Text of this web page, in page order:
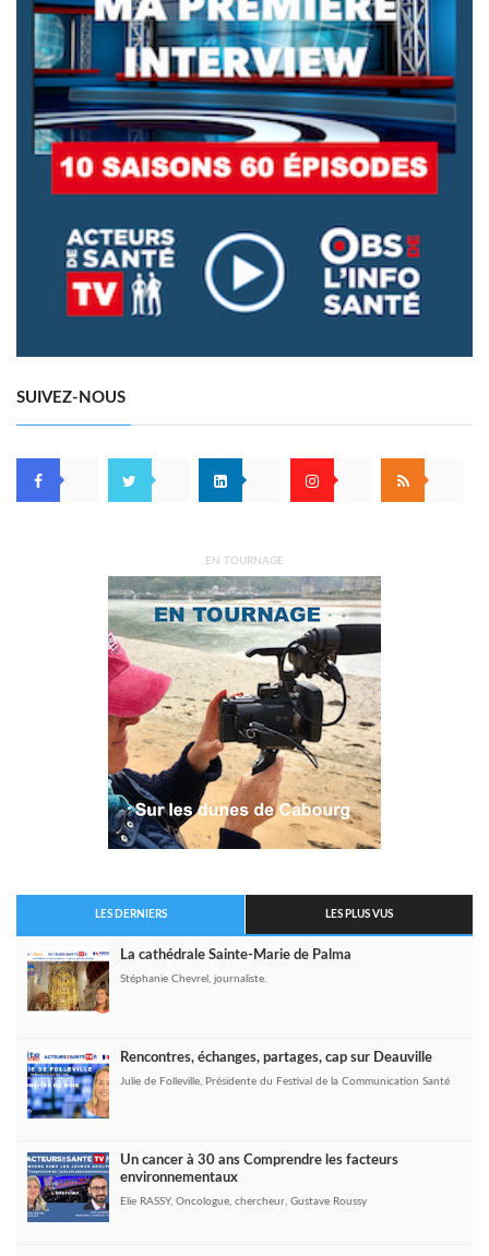
SUIVEZ-NOUS
EN TOURNAGE
LES DERNIERS LES PLUS VUS
La cathédrale Sainte-Marie de Palma
Stéphanie Chevrel, journaliste.
Rencontres, échanges, partages, cap sur Deauville
Julie de Folleville, Présidente du Festival de la Communication Santé
Un cancer à 30 ans Comprendre les facteurs
environnementaux
Elie RASSY, Oncologue, chercheur, Gustave Roussy